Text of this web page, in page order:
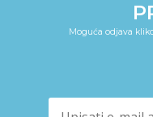
Moguća odjava